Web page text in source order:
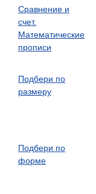
Сравнение и
счет.
Математические
прописи
Подбери по
размеру
Подбери по
форме